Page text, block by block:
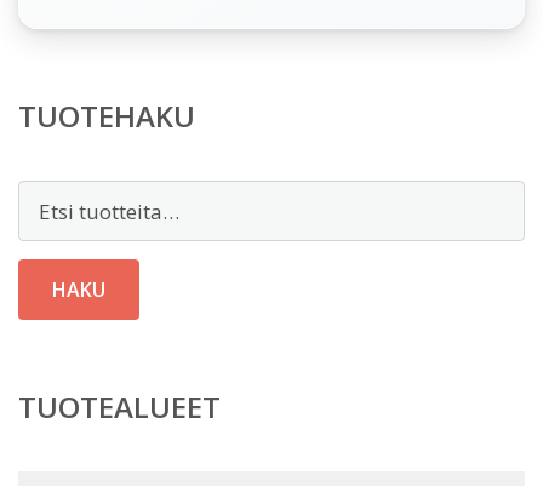
TUOTEHAKU
HAKU
TUOTEALUEET